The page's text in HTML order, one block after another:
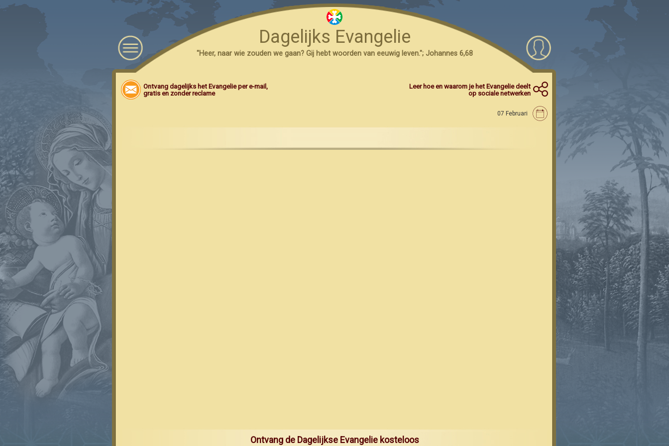
Dagelijks Evangelie
"Heer, naar wie zouden we gaan? Gij hebt woorden van eeuwig leven."; Johannes 6,68
Ontvang dagelijks het Evangelie per e-mail,
gratis en zonder reclame
Leer hoe en waarom je het Evangelie deelt
op sociale netwerken
07 Februari
Ontvang de Dagelijkse Evangelie kosteloos